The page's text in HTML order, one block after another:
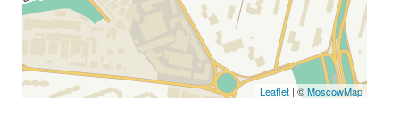
Leaflet| ©MoscowMap